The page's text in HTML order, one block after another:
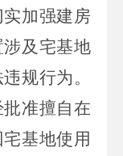
加强建房
及宅基地
规行为。
准擅自在
基地使用